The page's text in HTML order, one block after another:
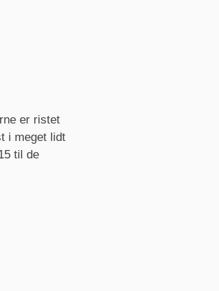
er ristet
i meget lidt
til de